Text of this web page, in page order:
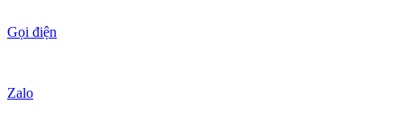
Gọi điện
Zalo